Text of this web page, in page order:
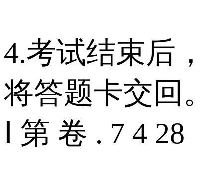
4.考试结束后，
将答题卡交回。
Ⅰ 第 卷 . 7 4 28